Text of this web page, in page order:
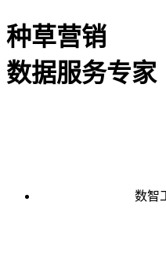
种草营销
数据服务专家
数智